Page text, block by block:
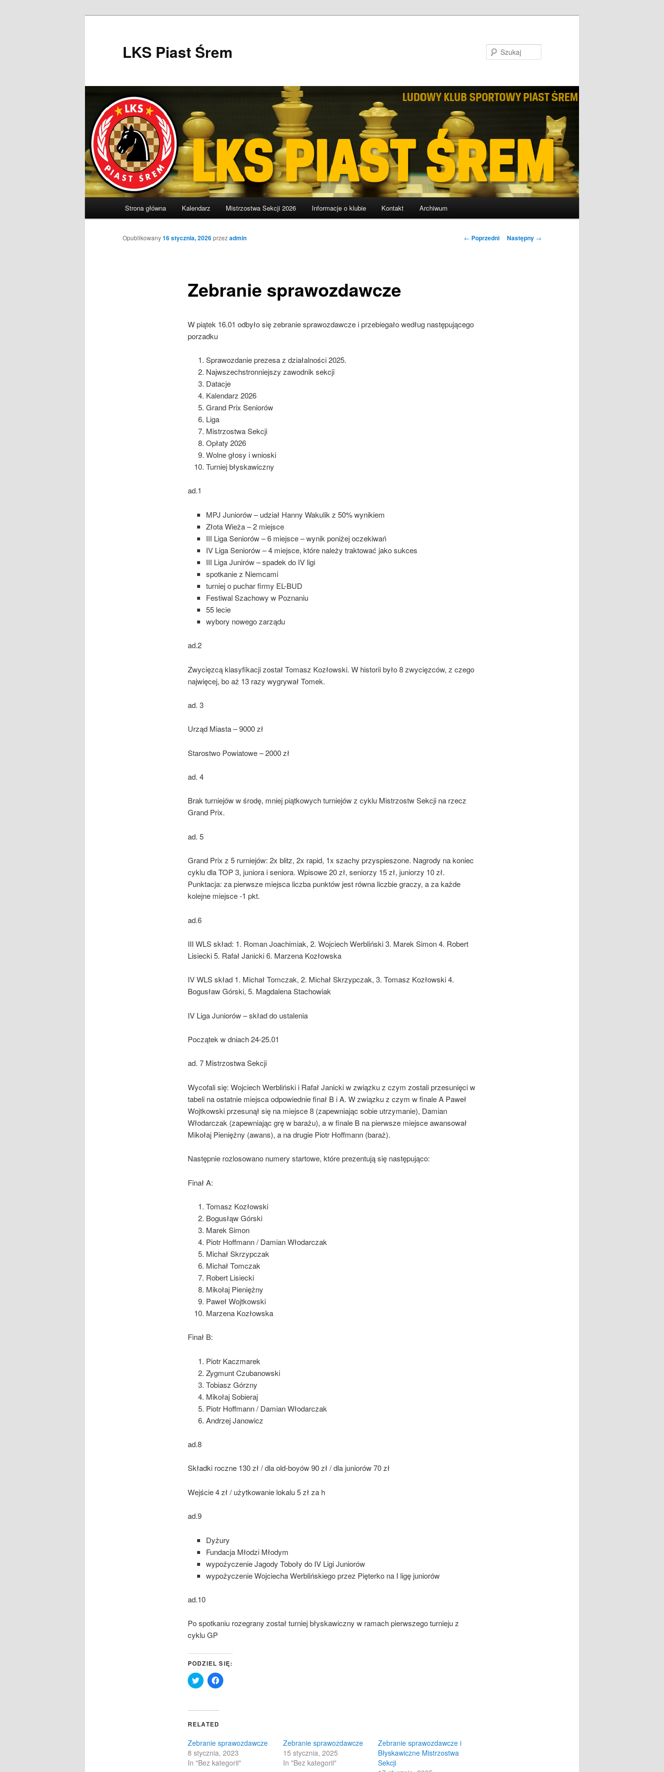
LKS Piast Śrem
Strona główna Kalendarz Mistrzostwa Sekcji 2026 Informacje o klubie Kontakt Archiwum
Nawigacja
← Poprzedni Następny →
Zebranie sprawozdawcze
Opublikowany16 stycznia, 2026przezadmin
W piątek 16.01 odbyło się zebranie sprawozdawcze i przebiegało według następującego
porzadku
Sprawozdanie prezesa z działalności 2025.
Najwszechstronniejszy zawodnik sekcji
Datacje
Kalendarz 2026
Grand Prix Seniorów
Liga
Mistrzostwa Sekcji
Opłaty 2026
Wolne głosy i wnioski
Turniej błyskawiczny
ad.1
MPJ Juniorów – udział Hanny Wakulik z 50% wynikiem
Złota Wieża – 2 miejsce
III Liga Seniorów – 6 miejsce – wynik poniżej oczekiwań
IV Liga Seniorów – 4 miejsce, które należy traktować jako sukces
III Liga Junirów – spadek do IV ligi
spotkanie z Niemcami
turniej o puchar firmy EL-BUD
Festiwal Szachowy w Poznaniu
55 lecie
wybory nowego zarządu
ad.2
Zwycięzcą klasyfikacji został Tomasz Kozłowski. W historii było 8 zwycięzców, z czego
najwięcej, bo aż 13 razy wygrywał Tomek.
ad. 3
Urząd Miasta – 9000 zł
Starostwo Powiatowe – 2000 zł
ad. 4
Brak turniejów w środę, mniej piątkowych turniejów z cyklu Mistrzostw Sekcji na rzecz
Grand Prix.
ad. 5
Grand Prix z 5 rurniejów: 2x blitz, 2x rapid, 1x szachy przyspieszone. Nagrody na koniec
cyklu dla TOP 3, juniora i seniora. Wpisowe 20 zł, seniorzy 15 zł, juniorzy 10 zł.
Punktacja: za pierwsze miejsca liczba punktów jest równa liczbie graczy, a za każde
kolejne miejsce -1 pkt.
ad.6
III WLS skład: 1. Roman Joachimiak, 2. Wojciech Werbliński 3. Marek Simon 4. Robert
Lisiecki 5. Rafał Janicki 6. Marzena Kozłowska
IV WLS skład 1. Michał Tomczak, 2. Michał Skrzypczak, 3. Tomasz Kozłowski 4.
Bogusław Górski, 5. Magdalena Stachowiak
IV Liga Juniorów – skład do ustalenia
Początek w dniach 24-25.01
ad. 7 Mistrzostwa Sekcji
Wycofali się: Wojciech Werbliński i Rafał Janicki w związku z czym zostali przesunięci w
tabeli na ostatnie miejsca odpowiednie finał B i A. W związku z czym w finale A Paweł
Wojtkowski przesunął się na miejsce 8 (zapewniając sobie utrzymanie), Damian
Włodarczak (zapewniając grę w barażu), a w finale B na pierwsze miejsce awansował
Mikołaj Pieniężny (awans), a na drugie Piotr Hoffmann (baraż).
Następnie rozlosowano numery startowe, które prezentują się następująco:
Finał A:
Tomasz Kozłowski
Bogusłąw Górski
Marek Simon
Piotr Hoffmann / Damian Włodarczak
Michał Skrzypczak
Michał Tomczak
Robert Lisiecki
Mikołaj Pieniężny
Paweł Wojtkowski
Marzena Kozłowska
Finał B:
Piotr Kaczmarek
Zygmunt Czubanowski
Tobiasz Górzny
Mikołaj Sobieraj
Piotr Hoffmann / Damian Włodarczak
Andrzej Janowicz
ad.8
Składki roczne 130 zł / dla old-boyów 90 zł / dla juniorów 70 zł
Wejście 4 zł / użytkowanie lokalu 5 zł za h
ad.9
Dyżury
Fundacja Młodzi Młodym
wypożyczenie Jagody Toboły do IV Ligi Juniorów
wypożyczenie Wojciecha Werblińskiego przez Pięterko na I ligę juniorów
ad.10
Po spotkaniu rozegrany został turniej błyskawiczny w ramach pierwszego turnieju z
cyklu GP
PODZIEL SIĘ:
Click
to
(Opens
new
Click
to
RELATED
Zebranie sprawozdawcze
8 stycznia, 2023
In "Bez kategorii"
Zebranie sprawozdawcze
15 stycznia, 2025
In "Bez kategorii"
Zebranie sprawozdawcze i
Błyskawiczne Mistrzostwa
Sekcji